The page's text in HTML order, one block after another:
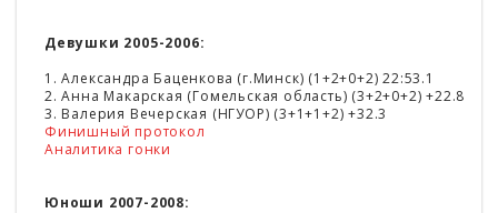
Девушки 2005-2006:
1. Александра Баценкова (г.Минск) (1+2+0+2) 22:53.1
2. Анна Макарская (Гомельская область) (3+2+0+2) +22.8
3. Валерия Вечерская (НГУОР) (3+1+1+2) +32.3
Финишный протокол
Аналитика гонки
Юноши 2007-2008: